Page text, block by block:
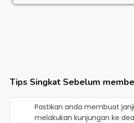
Tips Singkat Sebelum
Pastikan anda membuat
melakukan kunjungan ke